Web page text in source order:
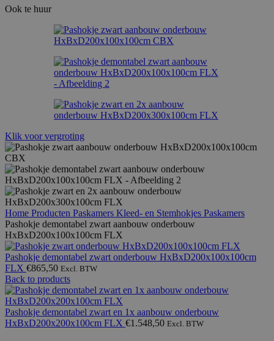
Ook te huur
Klik voor vergroting
Home Producten Paskamers Kleed- en Stemhokjes Paskamers
Pashokje demontabel zwart aanbouw onderbouw
HxBxD200x100x100cm FLX
Pashokje demontabel zwart onderbouw HxBxD200x100x100cm
FLX €865,50 Excl. BTW
Back to products
Pashokje demontabel zwart en 1x aanbouw onderbouw
HxBxD200x200x100cm FLX €1.548,50 Excl. BTW